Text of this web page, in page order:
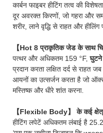
कार्बन फाइबर हीटिंग तत्व की
दूर अवरक्त किरणों, जो गहरा और
शरीर, लाने वृद्धि से राहत और
【Hot 8 प्राकृतिक जेड के साथ
पत्थर और अधिकतम 159 °F,घुटने
प्रदान करता लक्षित दर्द से राहत
आयनों का उत्सर्जन करता है जो
मस्तिष्क और धीरे शांत करना.
【Flexible Body】 के कई
हीटिंग लपेटें अधिकतम लंबाई है